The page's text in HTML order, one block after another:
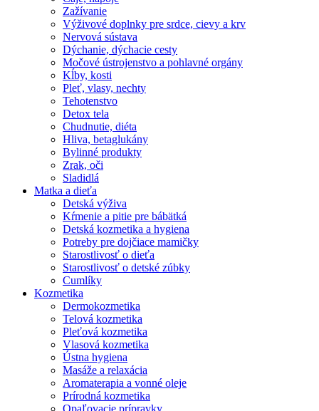
Zažívanie
Výživové doplnky pre srdce, cievy a krv
Nervová sústava
Dýchanie, dýchacie cesty
Močové ústrojenstvo a pohlavné orgány
Kĺby, kosti
Pleť, vlasy, nechty
Tehotenstvo
Detox tela
Chudnutie, diéta
Hliva, betaglukány
Bylinné produkty
Zrak, oči
Sladidlá
Matka a dieťa
Detská výživa
Kŕmenie a pitie pre bábätká
Detská kozmetika a hygiena
Potreby pre dojčiace mamičky
Starostlivosť o dieťa
Starostlivosť o detské zúbky
Cumlíky
Kozmetika
Dermokozmetika
Telová kozmetika
Pleťová kozmetika
Vlasová kozmetika
Ústna hygiena
Masáže a relaxácia
Aromaterapia a vonné oleje
Prírodná kozmetika
Opaľovacie prípravky